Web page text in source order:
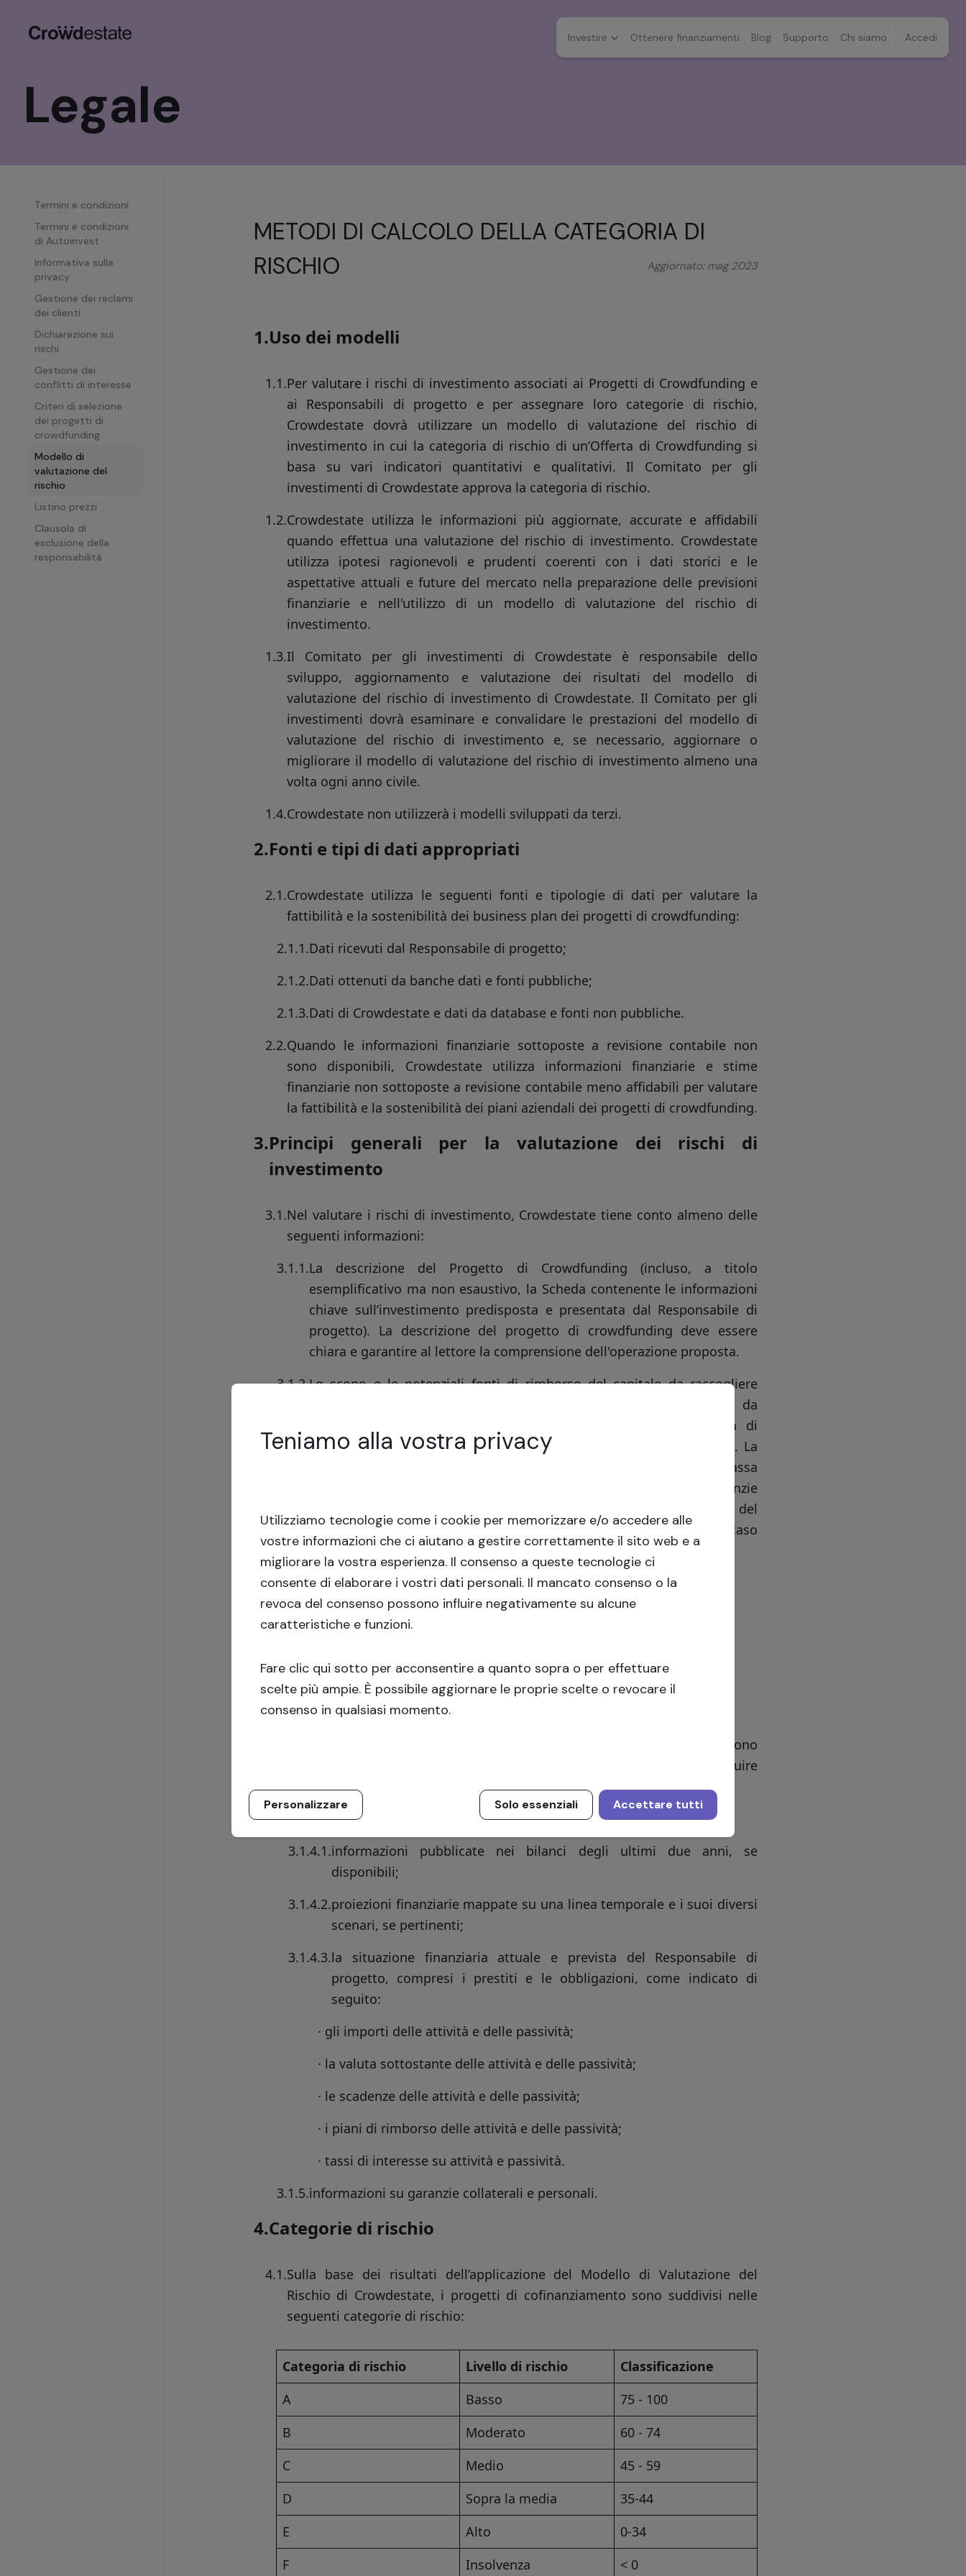
Investire Ottenere finanziamenti Blog Supporto Chi siamo Accedi
Legale
Termini e condizioni
Termini e condizioni
di Autoinvest
Informativa sulla
privacy
Gestione dei reclami
dei clienti
Dichiarazione sui
rischi
Gestione dei
conflitti di interesse
Criteri di selezione
dei progetti di
crowdfunding
Modello di
valutazione del
rischio
Listino prezzi
Clausola di
esclusione della
responsabilità
METODI DI CALCOLO DELLA CATEGORIA DI
RISCHIO
Aggiornato: mag 2023
1.Uso dei modelli
1.1.Per valutare i rischi di investimento associati ai Progetti di Crowdfunding e
ai Responsabili di progetto e per assegnare loro categorie di rischio,
Crowdestate dovrà utilizzare un modello di valutazione del rischio di
investimento in cui la categoria di rischio di un’Offerta di Crowdfunding si
basa su vari indicatori quantitativi e qualitativi. Il Comitato per gli
investimenti di Crowdestate approva la categoria di rischio.
1.2.Crowdestate utilizza le informazioni più aggiornate, accurate e affidabili
quando effettua una valutazione del rischio di investimento. Crowdestate
utilizza ipotesi ragionevoli e prudenti coerenti con i dati storici e le
aspettative attuali e future del mercato nella preparazione delle previsioni
finanziarie e nell'utilizzo di un modello di valutazione del rischio di
investimento.
1.3.Il Comitato per gli investimenti di Crowdestate è responsabile dello
sviluppo, aggiornamento e valutazione dei risultati del modello di
valutazione del rischio di investimento di Crowdestate. Il Comitato per gli
investimenti dovrà esaminare e convalidare le prestazioni del modello di
valutazione del rischio di investimento e, se necessario, aggiornare o
migliorare il modello di valutazione del rischio di investimento almeno una
volta ogni anno civile.
1.4.Crowdestate non utilizzerà i modelli sviluppati da terzi.
2.Fonti e tipi di dati appropriati
2.1.Crowdestate utilizza le seguenti fonti e tipologie di dati per valutare la
fattibilità e la sostenibilità dei business plan dei progetti di crowdfunding:
2.1.1.Dati ricevuti dal Responsabile di progetto;
2.1.2.Dati ottenuti da banche dati e fonti pubbliche;
2.1.3.Dati di Crowdestate e dati da database e fonti non pubbliche.
2.2.Quando le informazioni finanziarie sottoposte a revisione contabile non
sono disponibili, Crowdestate utilizza informazioni finanziarie e stime
finanziarie non sottoposte a revisione contabile meno affidabili per valutare
la fattibilità e la sostenibilità dei piani aziendali dei progetti di crowdfunding.
3.Principi generali per la valutazione dei rischi di
investimento
3.1.Nel valutare i rischi di investimento, Crowdestate tiene conto almeno delle
seguenti informazioni:
3.1.1.La descrizione del Progetto di Crowdfunding (incluso, a titolo
esemplificativo ma non esaustivo, la Scheda contenente le informazioni
chiave sull’investimento predisposta e presentata dal Responsabile di
progetto). La descrizione del progetto di crowdfunding deve essere
chiara e garantire al lettore la comprensione dell'operazione proposta.
3.1.2.Lo scopo e le potenziali fonti di rimborso del capitale da raccogliere
tramite Offerta di Crowdfunding. L'uso previsto del capitale da
raccogliere deve essere coerente con la descrizione dell'Offerta di
Crowdfunding e con il business plan del Progetto di Crowdfunding. La
fonte primaria di rimborso del capitale deve essere il flusso di cassa
disponibile generato dall’esecuzione del Piano Industriale. Garanzie
collaterali e personali (se presenti) devono garantire la capacità del
Responsabile di progetto di rimborsare il capitale raccolto anche in caso
di mancata esecuzione parziale o totale del business plan.
3.1.3.Informazioni sul Responsabile di progetto, tra cui:
3.1.3.1. l’assetto proprietario e gestionale del Responsabile di progetto;
3.1.3.3.
reputazione e precedenti;
3.1.3.4. storia creditizia;
Le informazioni che descrivono il Responsabile di progetto devono
illustrarne sufficientemente le esperienze pregresse e la capacità di eseguire
il Progetto di Crowdfunding.
3.1.4.Il business plan del Progetto di Crowdfunding prevede:
3.1.4.1.informazioni pubblicate nei bilanci degli ultimi due anni, se
disponibili;
3.1.4.2.proiezioni finanziarie mappate su una linea temporale e i suoi diversi
scenari, se pertinenti;
3.1.4.3.la situazione finanziaria attuale e prevista del Responsabile di
progetto, compresi i prestiti e le obbligazioni, come indicato di
seguito:
· gli importi delle attività e delle passività;
· la valuta sottostante delle attività e delle passività;
· le scadenze delle attività e delle passività;
· i piani di rimborso delle attività e delle passività;
· tassi di interesse su attività e passività.
3.1.5.informazioni su garanzie collaterali e personali.
4.Categorie di rischio
4.1.Sulla base dei risultati dell’applicazione del Modello di Valutazione del
Rischio di Crowdestate, i progetti di cofinanziamento sono suddivisi nelle
seguenti categorie di rischio:
Categoria di rischio Livello di rischio
Classificazione
A
Basso
75 - 100
B
Moderato
60 - 74
C
Medio
45 - 59
D
Sopra la media
35-44
E
Alto
0-34
F
Insolvenza < 0
Teniamo alla vostra privacy
Utilizziamo tecnologie come i cookie per memorizzare e/o accedere alle
vostre informazioni che ci aiutano a gestire correttamente il sito web e a
migliorare la vostra esperienza. Il consenso a queste tecnologie ci
consente di elaborare i vostri dati personali. Il mancato consenso o la
revoca del consenso possono influire negativamente su alcune
caratteristiche e funzioni.
Fare clic qui sotto per acconsentire a quanto sopra o per effettuare
scelte più ampie. È possibile aggiornare le proprie scelte o revocare il
consenso in qualsiasi momento.
Personalizzare Solo essenziali Accettare tutti